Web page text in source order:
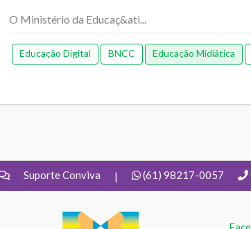
O Ministério da Educaç&ati...
Educação Digital BNCC Educação Midiática
Suporte Conviva | (61) 98217-0057
UNDIME